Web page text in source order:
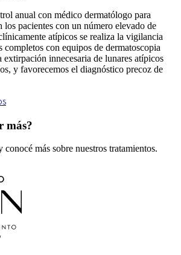
anual con médico dermatólogo para
los pacientes con un número elevado de
atípicos se realiza la vigilancia
completos con equipos de dermatoscopia
extirpación innecesaria de lunares atípicos
y favorecemos el diagnóstico precoz de
más?
más sobre nuestros tratamientos.